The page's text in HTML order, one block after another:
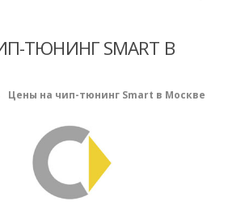
ТЮНИНГ SMART В
Цены на чип-тюнинг Smart в Москве